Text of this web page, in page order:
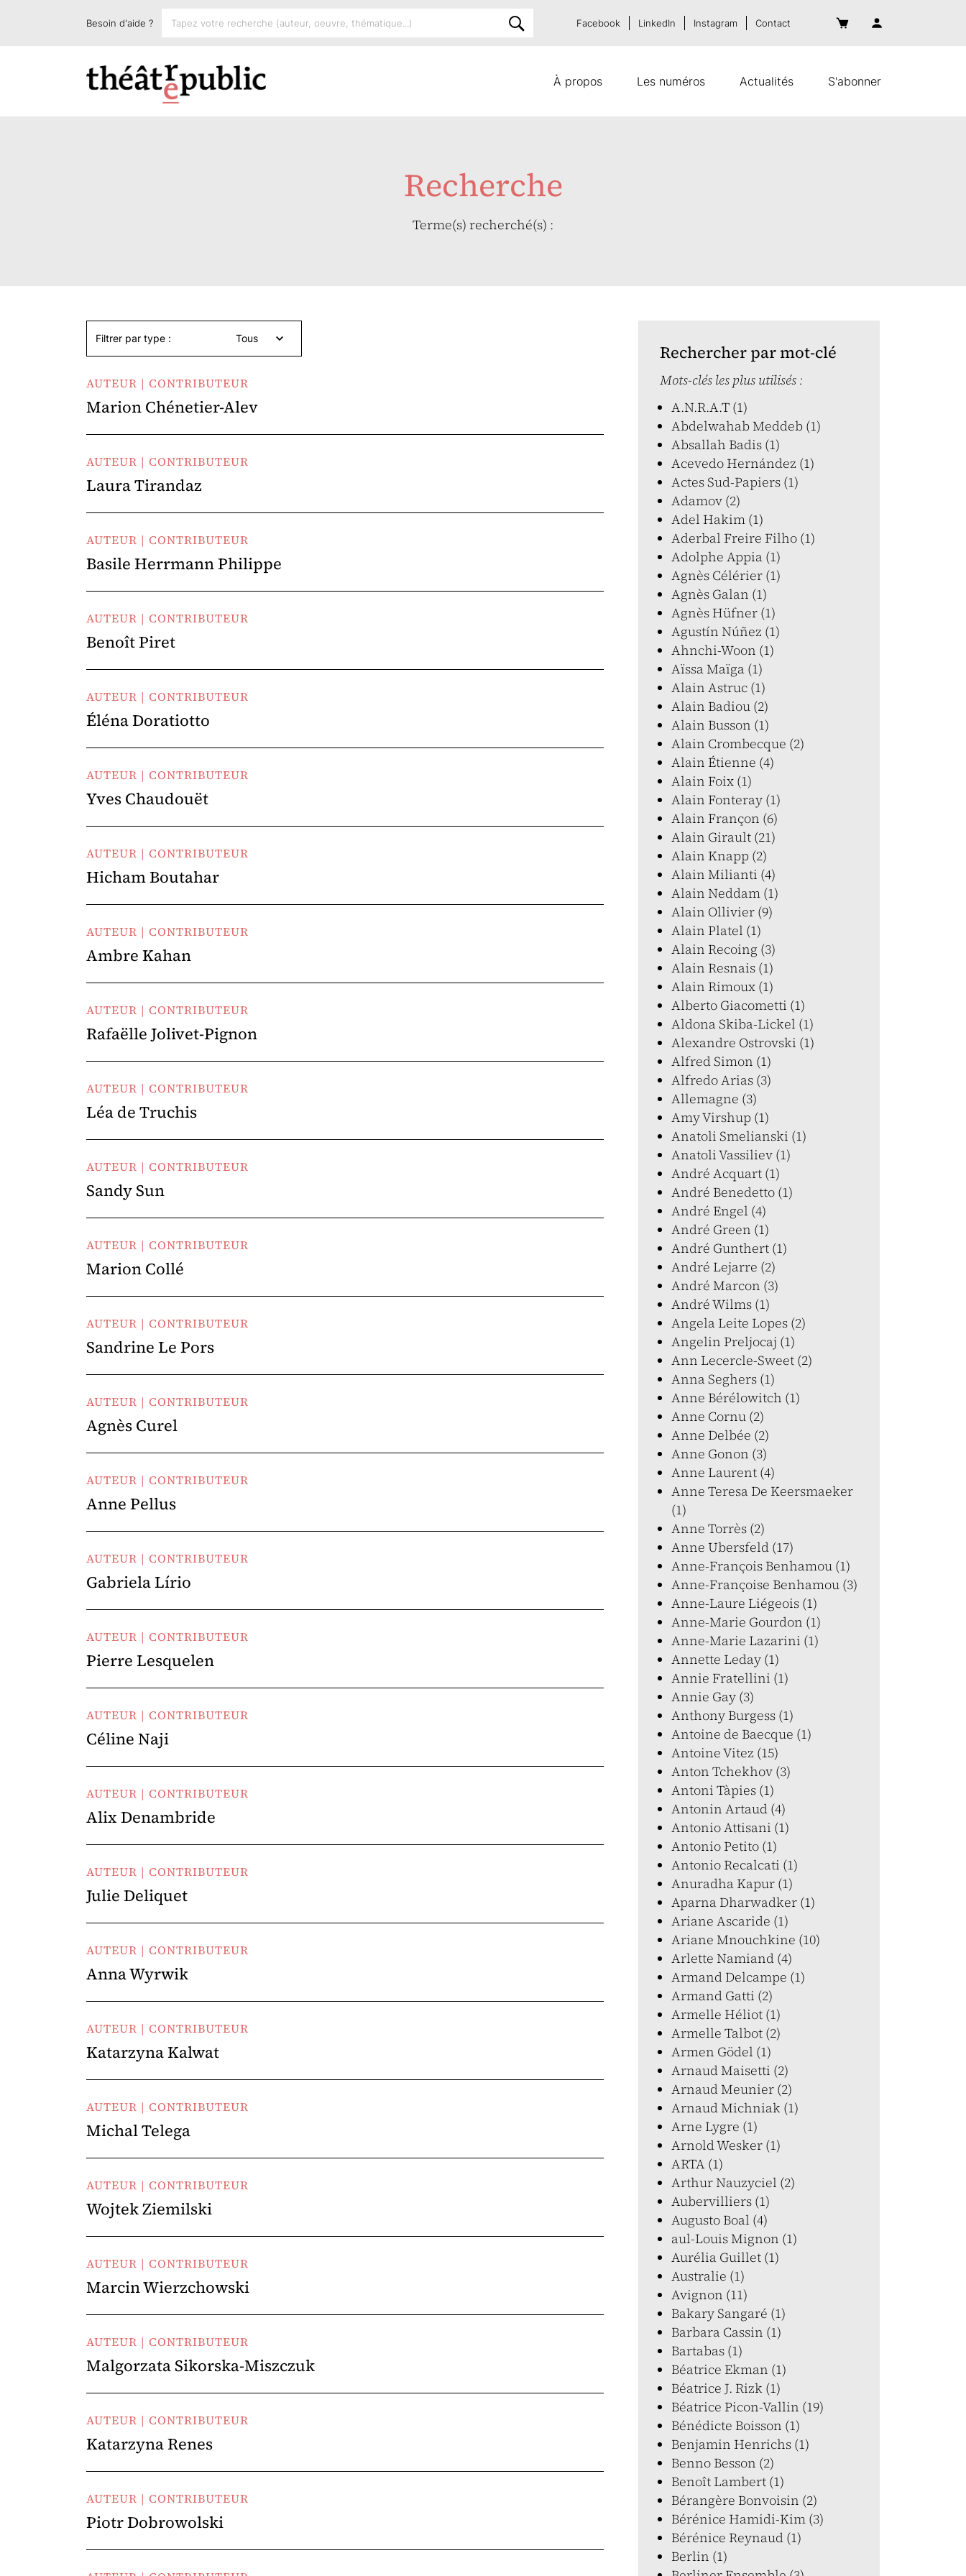
À propos Les numéros Actualités S'abonner
Besoin d'aide ? Facebook LinkedIn Instagram Contact
Recherche
Terme(s) recherché(s) :
Filtrer par type : Tous
AUTEUR | CONTRIBUTEUR
Marion Chénetier-Alev
AUTEUR | CONTRIBUTEUR
Laura Tirandaz
AUTEUR | CONTRIBUTEUR
Basile Herrmann Philippe
AUTEUR | CONTRIBUTEUR
Benoît Piret
AUTEUR | CONTRIBUTEUR
Éléna Doratiotto
AUTEUR | CONTRIBUTEUR
Yves Chaudouët
AUTEUR | CONTRIBUTEUR
Hicham Boutahar
AUTEUR | CONTRIBUTEUR
Ambre Kahan
AUTEUR | CONTRIBUTEUR
Rafaëlle Jolivet-Pignon
AUTEUR | CONTRIBUTEUR
Léa de Truchis
AUTEUR | CONTRIBUTEUR
Sandy Sun
AUTEUR | CONTRIBUTEUR
Marion Collé
AUTEUR | CONTRIBUTEUR
Sandrine Le Pors
AUTEUR | CONTRIBUTEUR
Agnès Curel
AUTEUR | CONTRIBUTEUR
Anne Pellus
AUTEUR | CONTRIBUTEUR
Gabriela Lírio
AUTEUR | CONTRIBUTEUR
Pierre Lesquelen
AUTEUR | CONTRIBUTEUR
Céline Naji
AUTEUR | CONTRIBUTEUR
Alix Denambride
AUTEUR | CONTRIBUTEUR
Julie Deliquet
AUTEUR | CONTRIBUTEUR
Anna Wyrwik
AUTEUR | CONTRIBUTEUR
Katarzyna Kalwat
AUTEUR | CONTRIBUTEUR
Michal Telega
AUTEUR | CONTRIBUTEUR
Wojtek Ziemilski
AUTEUR | CONTRIBUTEUR
Marcin Wierzchowski
AUTEUR | CONTRIBUTEUR
Malgorzata Sikorska-Miszczuk
AUTEUR | CONTRIBUTEUR
Katarzyna Renes
AUTEUR | CONTRIBUTEUR
Piotr Dobrowolski
Rechercher par mot-clé
Mots-clés les plus utilisés :
A.N.R.A.T (1)
Abdelwahab Meddeb (1)
Absallah Badis (1)
Acevedo Hernández (1)
Actes Sud-Papiers (1)
Adamov (2)
Adel Hakim (1)
Aderbal Freire Filho (1)
Adolphe Appia (1)
Agnès Célérier (1)
Agnès Galan (1)
Agnès Hüfner (1)
Agustín Núñez (1)
Ahnchi-Woon (1)
Aïssa Maïga (1)
Alain Astruc (1)
Alain Badiou (2)
Alain Busson (1)
Alain Crombecque (2)
Alain Étienne (4)
Alain Foix (1)
Alain Fonteray (1)
Alain Françon (6)
Alain Girault (21)
Alain Knapp (2)
Alain Milianti (4)
Alain Neddam (1)
Alain Ollivier (9)
Alain Platel (1)
Alain Recoing (3)
Alain Resnais (1)
Alain Rimoux (1)
Alberto Giacometti (1)
Aldona Skiba-Lickel (1)
Alexandre Ostrovski (1)
Alfred Simon (1)
Alfredo Arias (3)
Allemagne (3)
Amy Virshup (1)
Anatoli Smelianski (1)
Anatoli Vassiliev (1)
André Acquart (1)
André Benedetto (1)
André Engel (4)
André Green (1)
André Gunthert (1)
André Lejarre (2)
André Marcon (3)
André Wilms (1)
Angela Leite Lopes (2)
Angelin Preljocaj (1)
Ann Lecercle-Sweet (2)
Anna Seghers (1)
Anne Bérélowitch (1)
Anne Cornu (2)
Anne Delbée (2)
Anne Gonon (3)
Anne Laurent (4)
Anne Teresa De Keersmaeker
(1)
Anne Torrès (2)
Anne Ubersfeld (17)
Anne-François Benhamou (1)
Anne-Françoise Benhamou (3)
Anne-Laure Liégeois (1)
Anne-Marie Gourdon (1)
Anne-Marie Lazarini (1)
Annette Leday (1)
Annie Fratellini (1)
Annie Gay (3)
Anthony Burgess (1)
Antoine de Baecque (1)
Antoine Vitez (15)
Anton Tchekhov (3)
Antoni Tàpies (1)
Antonin Artaud (4)
Antonio Attisani (1)
Antonio Petito (1)
Antonio Recalcati (1)
Anuradha Kapur (1)
Aparna Dharwadker (1)
Ariane Ascaride (1)
Ariane Mnouchkine (10)
Arlette Namiand (4)
Armand Delcampe (1)
Armand Gatti (2)
Armelle Héliot (1)
Armelle Talbot (2)
Armen Gödel (1)
Arnaud Maisetti (2)
Arnaud Meunier (2)
Arnaud Michniak (1)
Arne Lygre (1)
Arnold Wesker (1)
ARTA (1)
Arthur Nauzyciel (2)
Aubervilliers (1)
Augusto Boal (4)
aul-Louis Mignon (1)
Aurélia Guillet (1)
Australie (1)
Avignon (11)
Bakary Sangaré (1)
Barbara Cassin (1)
Bartabas (1)
Béatrice Ekman (1)
Béatrice J. Rizk (1)
Béatrice Picon-Vallin (19)
Bénédicte Boisson (1)
Benjamin Henrichs (1)
Benno Besson (2)
Benoît Lambert (1)
Bérangère Bonvoisin (2)
Bérénice Hamidi-Kim (3)
Bérénice Reynaud (1)
Berlin (1)